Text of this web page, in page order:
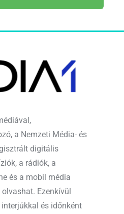
a Nemzeti Média- és
digitális
a rádiók, a
és a mobil média
Ezenkívül
és időnként